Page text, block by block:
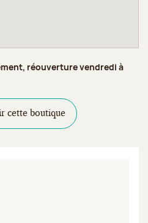
réouverture vendredi à
cette boutique